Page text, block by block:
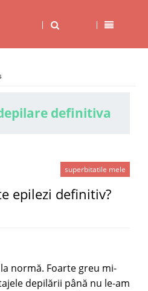
definitiva
superbitatile mele
epilezi definitiv?
normă. Foarte greu mi-
depilării până nu le-am